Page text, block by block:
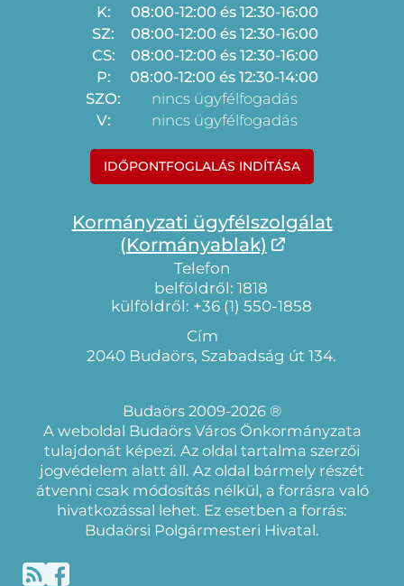
K:
08:00-12:00 és 12:30-16:00
SZ:
08:00-12:00 és 12:30-16:00
CS:
08:00-12:00 és 12:30-16:00
P:
08:00-12:00 és 12:30-14:00
SZO:
nincs ügyfélfogadás
V:
nincs ügyfélfogadás
IDŐPONTFOGLALÁS INDÍTÁSA
Kormányzati ügyfélszolgálat
(Kormányablak)
Telefon
belföldről: 1818
külföldről: +36 (1) 550-1858
Cím
2040 Budaörs, Szabadság út 134.
Budaörs 2009-2026 ®
A weboldal Budaörs Város Önkormányzata
tulajdonát képezi. Az oldal tartalma szerzői
jogvédelem alatt áll. Az oldal bármely részét
átvenni csak módosítás nélkül, a forrásra való
hivatkozással lehet. Ez esetben a forrás:
Budaörsi Polgármesteri Hivatal.